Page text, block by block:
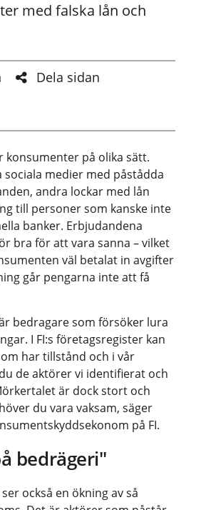
med falska lån och
Dela sidan
konsumenter på olika sätt.
sociala medier med påstådda
andra lockar med lån
till personer som kanske inte
banker. Erbjudandena
bra för att vara sanna – vilket
väl betalat in avgifter
går pengarna inte att få
bedragare som försöker lura
I FI:s företagsregister kan
har tillstånd och i vår
de aktörer vi identifierat och
är dock stort och
du vara vaksam, säger
på FI.
bedrägeri"
också en ökning av så